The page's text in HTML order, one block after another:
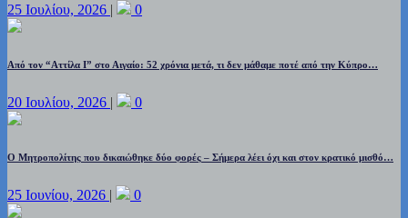
25 Ιουλίου, 2026 | 0
Από τον “Αττίλα Ι” στο Αιγαίο: 52 χρόνια μετά, τι δεν μάθαμε ποτέ από την Κύπρο…
20 Ιουλίου, 2026 | 0
Ο Μητροπολίτης που δικαιώθηκε δύο φορές – Σήμερα λέει όχι και στον κρατικό μισθό…
25 Ιουνίου, 2026 | 0